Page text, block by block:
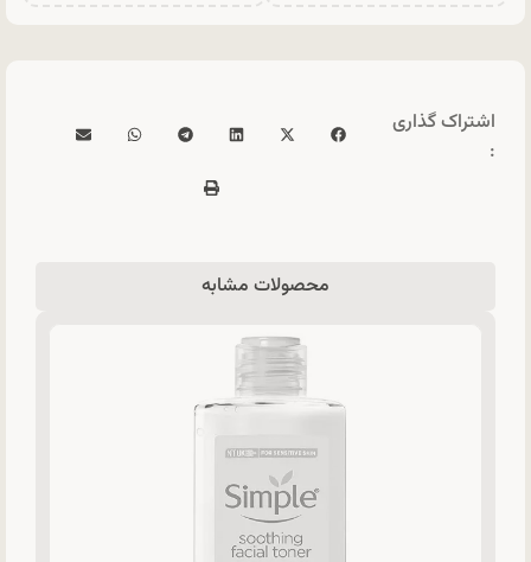
اشتراک گذاری
:
محصولات مشابه